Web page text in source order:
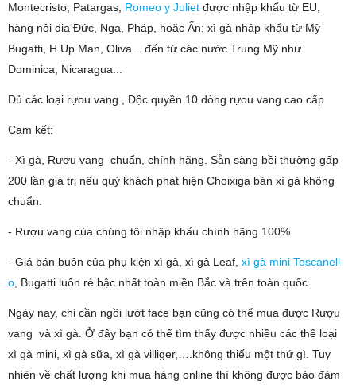
Montecristo, Patargas, Romeo y Juliet được nhập khẩu từ EU,
hàng nội địa Đức, Nga, Pháp, hoặc Ấn; xì gà nhập khẩu từ Mỹ
Bugatti, H.Up Man, Oliva... đến từ các nước Trung Mỹ như
Dominica, Nicaragua...
Đủ các loại rựou vang , Độc quyền 10 dòng rựou vang cao cấp
Cam kết:
- Xì gà, Rượu vang chuẩn, chính hãng. Sẵn sàng bồi thường gấp
200 lần giá trị nếu quý khách phát hiện Choixiga bán xì gà không
chuẩn.
- Rượu vang của chúng tôi nhập khẩu chính hãng 100%
- Giá bán buôn của phụ kiện xì gà, xì gà Leaf, xì gà mini Toscanell
o , Bugatti luôn rẻ bậc nhất toàn miền Bắc và trên toàn quốc.
Ngày nay, chỉ cần ngồi lướt face bạn cũng có thể mua được Rượu
vang và xì gà. Ở đây bạn có thể tìm thấy được nhiều các thể loại
xì gà mini, xì gà sữa, xì gà villiger,….không thiếu một thứ gì. Tuy
nhiên về chất lượng khi mua hàng online thì không được bảo đảm